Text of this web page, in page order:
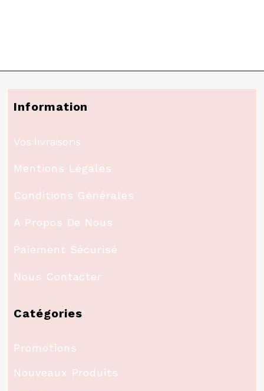
Information
Vos livraisons
Mentions Légales
Conditions Générales
A Propos De Nous
Paiement Sécurisé
Nous Contacter
Catégories
Promotions
Nouveaux Produits